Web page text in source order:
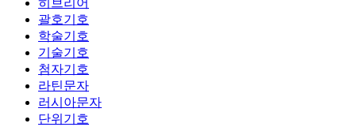
히브리어
괄호기호
학술기호
기술기호
첨자기호
라틴문자
러시아문자
단위기호